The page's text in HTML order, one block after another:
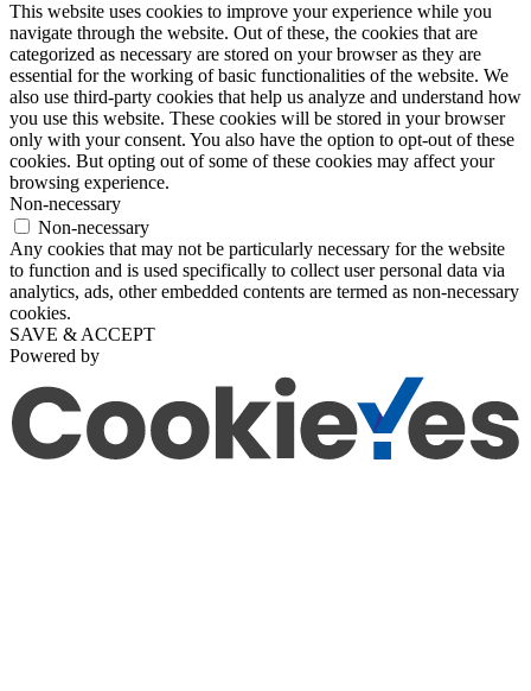
This website uses cookies to improve your experience while you
navigate through the website. Out of these, the cookies that are
categorized as necessary are stored on your browser as they are
essential for the working of basic functionalities of the website. We
also use third-party cookies that help us analyze and understand how
you use this website. These cookies will be stored in your browser
only with your consent. You also have the option to opt-out of these
cookies. But opting out of some of these cookies may affect your
browsing experience.
Non-necessary
Non-necessary
Any cookies that may not be particularly necessary for the website
to function and is used specifically to collect user personal data via
analytics, ads, other embedded contents are termed as non-necessary
cookies.
SAVE & ACCEPT
Powered by